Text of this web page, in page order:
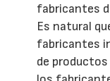
fabricantes
Es natural
fabricantes
de